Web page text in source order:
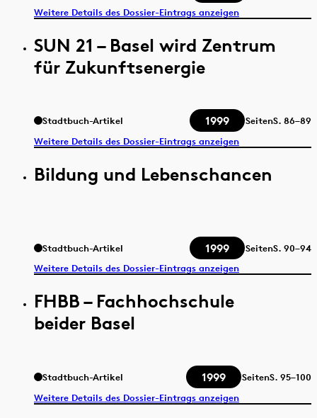
Weitere Details des Dossier-Eintrags anzeigen
SUN 21 – Basel wird Zentrum
für Zukunftsenergie
Stadtbuch-Artikel 1999 SeitenS. 86–89
Weitere Details des Dossier-Eintrags anzeigen
Bildung und Lebenschancen
Stadtbuch-Artikel 1999 SeitenS. 90–94
Weitere Details des Dossier-Eintrags anzeigen
FHBB – Fachhochschule
beider Basel
Stadtbuch-Artikel 1999 SeitenS. 95–100
Weitere Details des Dossier-Eintrags anzeigen